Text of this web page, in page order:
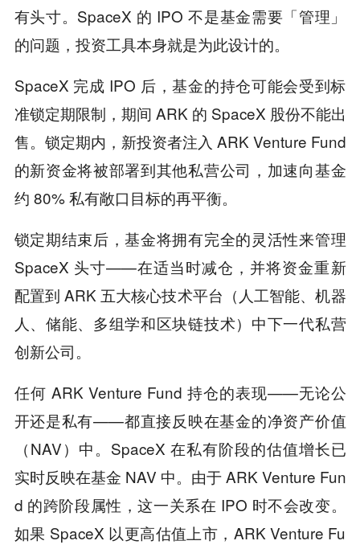
有头寸。SpaceX 的 IPO 不是基金需要「管理」
的问题，投资工具本身就是为此设计的。
SpaceX 完成 IPO 后，基金的持仓可能会受到标
准锁定期限制，期间 ARK 的 SpaceX 股份不能出
售。锁定期内，新投资者注入 ARK Venture Fund
的新资金将被部署到其他私营公司，加速向基金
约 80% 私有敞口目标的再平衡。
锁定期结束后，基金将拥有完全的灵活性来管理
SpaceX 头寸——在适当时减仓，并将资金重新
配置到 ARK 五大核心技术平台（人工智能、机器
人、储能、多组学和区块链技术）中下一代私营
创新公司。
任何 ARK Venture Fund 持仓的表现——无论公
开还是私有——都直接反映在基金的净资产价值
（NAV）中。SpaceX 在私有阶段的估值增长已
实时反映在基金 NAV 中。由于 ARK Venture Fun
d 的跨阶段属性，这一关系在 IPO 时不会改变。
如果 SpaceX 以更高估值上市，ARK Venture Fu